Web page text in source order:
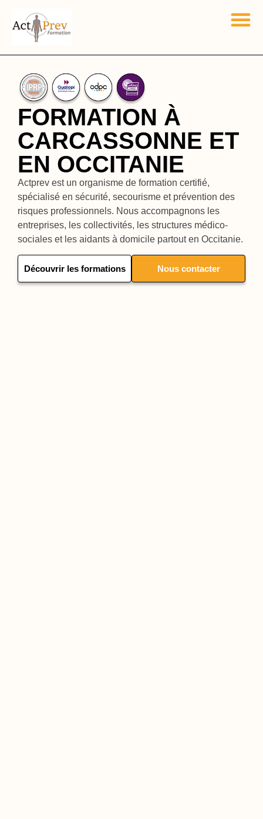
FORMATION À
CARCASSONNE ET
EN OCCITANIE
Actprev est un organisme de formation certifié,
spécialisé en sécurité, secourisme et prévention des
risques professionnels. Nous accompagnons les
entreprises, les collectivités, les structures médico-
sociales et les aidants à domicile partout en Occitanie.
Découvrir les formations Nous contacter